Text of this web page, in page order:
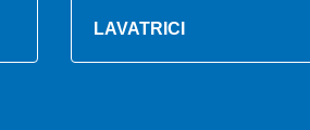
LAVATRICI